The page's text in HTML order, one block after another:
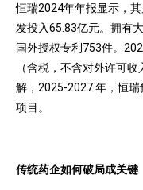
恒瑞2024年年报显示，
发投入65.83亿元。拥有
国外授权专利753件。
（含税，不含对外许可
解，2025-2027 年，恒
项目。
传统药企如何破局成关键